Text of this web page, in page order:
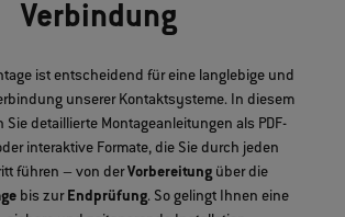
Verbindung
ist entscheidend für eine langlebige und
unserer Kontaktsysteme. In diesem
Sie detaillierte Montageanleitungen als PDF-
interaktive Formate, die Sie durch jeden
führen – von derVorbereitungüber die
bis zurEndprüfung. So gelingt Ihnen eine